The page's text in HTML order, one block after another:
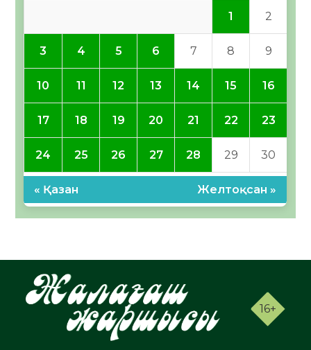
1 2
3 4 5 6 7 8 9
10 11 12 13 14 15 16
17 18 19 20 21 22 23
24 25 26 27 28 29 30
« Қазан Желтоқсан »
16+